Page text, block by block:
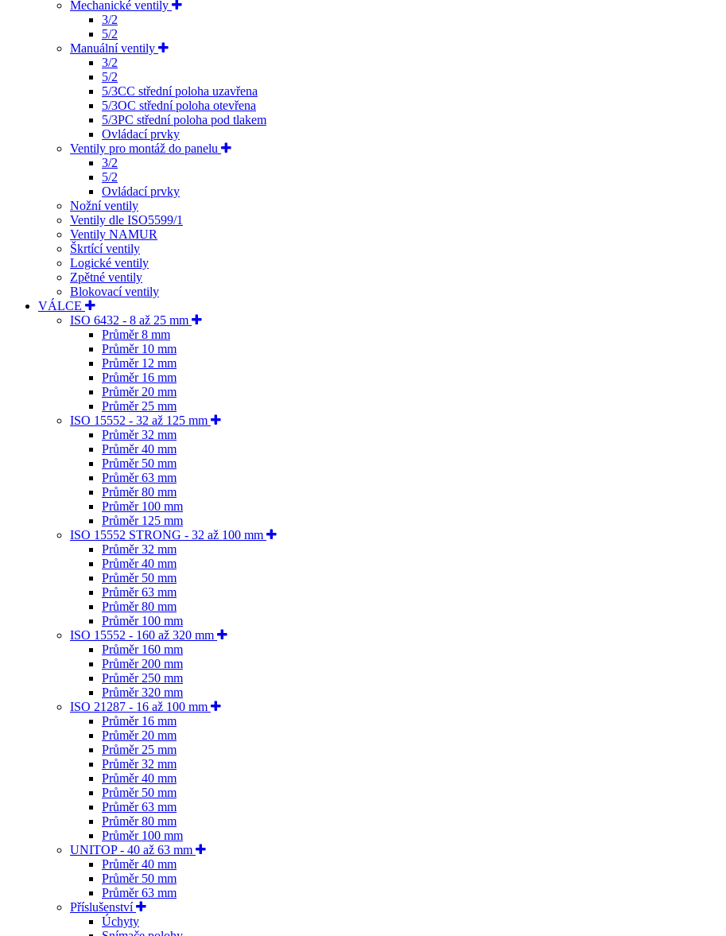
Mechanické ventily
3/2
5/2
Manuální ventily
3/2
5/2
5/3CC střední poloha uzavřena
5/3OC střední poloha otevřena
5/3PC střední poloha pod tlakem
Ovládací prvky
Ventily pro montáž do panelu
3/2
5/2
Ovládací prvky
Nožní ventily
Ventily dle ISO5599/1
Ventily NAMUR
Škrtící ventily
Logické ventily
Zpětné ventily
Blokovací ventily
VÁLCE
ISO 6432 - 8 až 25 mm
Průměr 8 mm
Průměr 10 mm
Průměr 12 mm
Průměr 16 mm
Průměr 20 mm
Průměr 25 mm
ISO 15552 - 32 až 125 mm
Průměr 32 mm
Průměr 40 mm
Průměr 50 mm
Průměr 63 mm
Průměr 80 mm
Průměr 100 mm
Průměr 125 mm
ISO 15552 STRONG - 32 až 100 mm
Průměr 32 mm
Průměr 40 mm
Průměr 50 mm
Průměr 63 mm
Průměr 80 mm
Průměr 100 mm
ISO 15552 - 160 až 320 mm
Průměr 160 mm
Průměr 200 mm
Průměr 250 mm
Průměr 320 mm
ISO 21287 - 16 až 100 mm
Průměr 16 mm
Průměr 20 mm
Průměr 25 mm
Průměr 32 mm
Průměr 40 mm
Průměr 50 mm
Průměr 63 mm
Průměr 80 mm
Průměr 100 mm
UNITOP - 40 až 63 mm
Průměr 40 mm
Průměr 50 mm
Průměr 63 mm
Příslušenství
Úchyty